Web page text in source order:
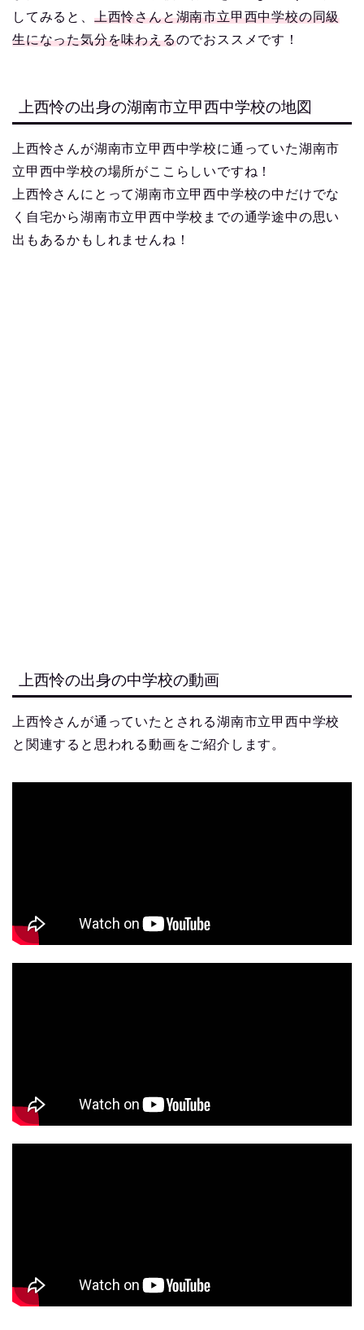
してみると、 上西怜さんと湖南市立甲西中学校の同級
生になった気分を味わえるのでおススメです！
上西怜の出身の湖南市立甲西中学校の地図
上西怜さんが湖南市立甲西中学校に通っていた湖南市
立甲西中学校の場所がここらしいですね！
上西怜さんにとって湖南市立甲西中学校の中だけでな
く自宅から湖南市立甲西中学校までの通学途中の思い
出もあるかもしれませんね！
上西怜の出身の中学校の動画
上西怜さんが通っていたとされる湖南市立甲西中学校
と関連すると思われる動画をご紹介します。